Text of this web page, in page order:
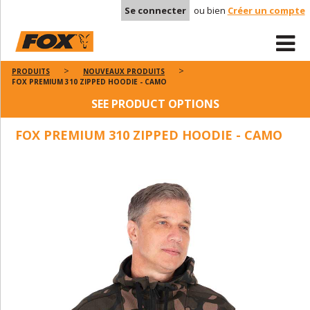
Se connecter ou bien Créer un compte
PRODUITS
NOUVEAUX PRODUITS
FOX PREMIUM 310 ZIPPED HOODIE - CAMO
SEE PRODUCT OPTIONS
FOX PREMIUM 310 ZIPPED HOODIE - CAMO